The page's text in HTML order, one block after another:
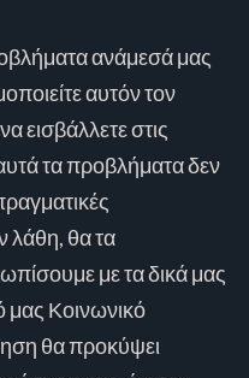
ανάμεσά μας
αυτόν τον
εισβάλλετε στις
τα προβλήματα δεν
λάθη, θα τα
με τα δικά μας
μας Κοινωνικό
θα προκύψει